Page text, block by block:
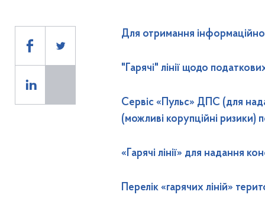
Для отримання
"Гарячі" лінії щодо
Сервіс «Пульс» ДПС (для
(можливі корупційні ризики)
«Гарячі лінії» для надання
Перелік «гарячих ліній»